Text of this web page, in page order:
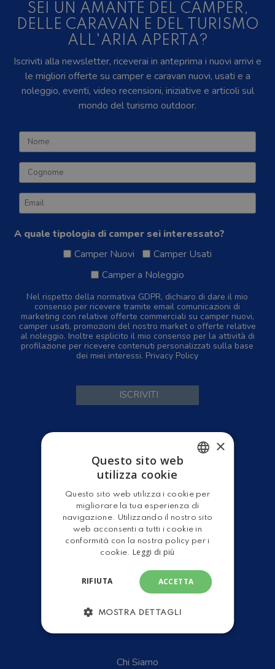
SEI UN AMANTE DEL CAMPER,
DELLE CARAVAN E DEL TURISMO
ALL'ARIA APERTA?
Iscriviti alla newsletter, riceverai in anteprima i nuovi arrivi e
le migliori offerte su camper e caravan nuovi, usati e a
noleggio, eventi, video recensioni, iniziative e articoli sul
mondo del turismo outdoor.
A quale tipologia di camper sei interessato?
Camper Nuovi
Camper Usati
Camper a Noleggio
Nel rispetto della normativa GDPR, dichiaro di dare il mio
consenso per ricevere tramite email comunicazioni di
marketing con relative offerte commerciali su camper nuovi,
camper usati, promozioni del nostro market o offerte relative
al noleggio. Inoltre esplicito il mio consenso per la attività di
profilazione per ricevere contenuti personalizzati sulla base
dei miei interessi. Privacy Policy
Camper Nuovi
Camper Usati
Servizi Officina
Gruppo Leader
Shop
Chi Siamo
ENGLISH
×
Questo sito web
utilizza cookie
Questo sito web utilizza i cookie per
migliorare la tua esperienza di
navigazione. Utilizzando il nostro sito
web acconsenti a tutti i cookie in
conformità con la nostra policy per i
cookie. Leggi di più
ACCETTA
RIFIUTA
MOSTRA DETTAGLI